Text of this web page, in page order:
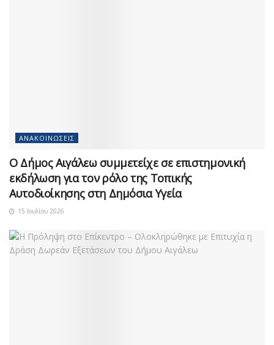
ΑΝΑΚΟΙΝΏΣΕΙΣ
Ο Δήμος Αιγάλεω συμμετείχε σε επιστημονική
εκδήλωση για τον ρόλο της Τοπικής
Αυτοδιοίκησης στη Δημόσια Υγεία
15 Ιουλίου 2026